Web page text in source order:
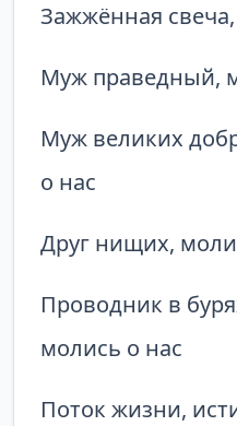
Зажжённая
Муж праведный,
Муж великих
о нас
Друг нищих,
Проводник в
молись о нас
Поток жизни,